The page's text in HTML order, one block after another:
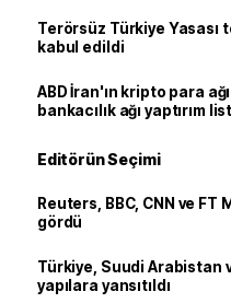
Terörsüz Türkiye Yasası
kabul edildi
ABD İran'ın kripto para
bankacılık ağı yaptırım
Editörün Seçimi
Reuters, BBC, CNN ve FT
gördü
Türkiye, Suudi Arabistan
yapılara yansıtıldı